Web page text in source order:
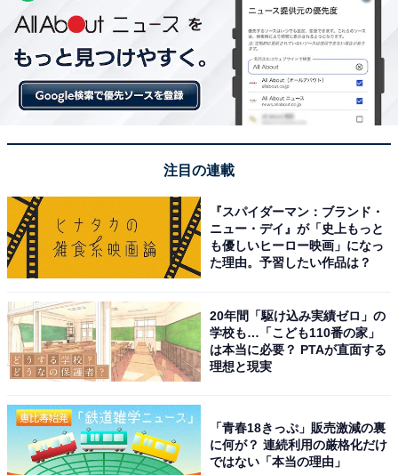
「アクアイグニス 片岡温泉」は癒やしと食が融合
注目の連載
『スパイダーマン：ブランド・
ニュー・デイ』が「史上もっと
も優しいヒーロー映画」になっ
た理由。予習したい作品は？
20年間「駆け込み実績ゼロ」の
学校も…「こども110番の家」
は本当に必要？ PTAが直面する
理想と現実
「青春18きっぷ」販売激減の裏
に何が？ 連続利用の厳格化だけ
ではない「本当の理由」